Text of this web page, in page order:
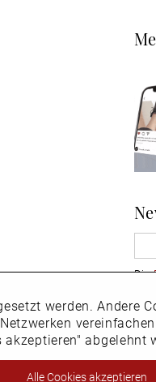
Die
Hier
werden. Andere
abgelehnt
Alle Cookies akzeptieren